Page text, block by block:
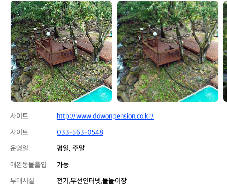
정
선
도
원
펜
션
&
캠
핑
장
정
선
도
원
펜
션
&
캠
핑
장
사이트
http://www.dowonpension.co.kr/
사이트
033-563-0548
운영일
평일, 주말
애완동물출입
가능
부대시설
전기,무선인터넷,물놀이장